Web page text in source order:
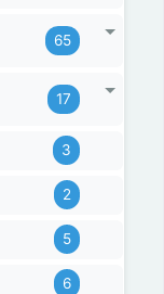
65
17
3
2
5
6